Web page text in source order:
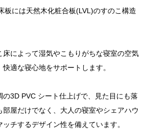
板には天然木化粧合板(LVL)のすのこ構造
床によって湿気やこもりがちな寝室の空気
適な寝心地をサポートします。
の3D PVC シート仕上げで、見た目にも落
部屋だけでなく、大人の寝室やシェアハウ
チするデザイン性を備えています。